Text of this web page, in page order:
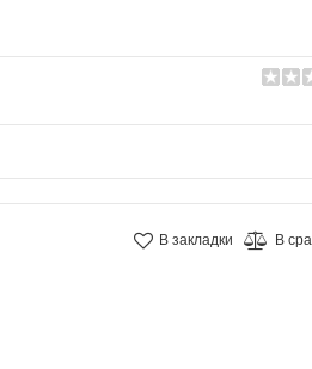
В закладки В